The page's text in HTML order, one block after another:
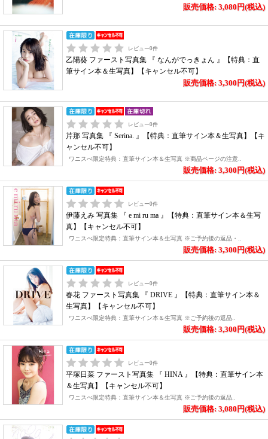
販売価格: 3,080円(税込)
レビュー0件
乙陽葵 ファースト写真集 『 なんがでっきょん 』【特典：直
筆サイン本＆生写真】【キャンセル不可】
販売価格: 3,300円(税込)
レビュー0件
芹那 写真集 『 Serina. 』【特典：直筆サイン本＆生写真】【キ
ャンセル不可】
ワニスぺ限定特典：直筆サイン本＆生写真 ※商品ページの注意..
販売価格: 3,300円(税込)
レビュー0件
伊藤えみ 写真集 『 e mi ru ma 』【特典：直筆サイン本＆生写
真】【キャンセル不可】
ワニスぺ限定特典：直筆サイン本＆生写真 ※ご予約後の返品・..
販売価格: 3,300円(税込)
レビュー0件
春花 ファースト写真集 『 DRIVE 』【特典：直筆サイン本＆
生写真】【キャンセル不可】
ワニスぺ限定特典：直筆サイン本＆生写真 ※ご予約後の返品..
販売価格: 3,300円(税込)
レビュー0件
平塚日菜 ファースト写真集 『 HINA 』【特典：直筆サイン本
＆生写真】【キャンセル不可】
ワニスぺ限定特典：直筆サイン本＆生写真 ※ご予約後の返品..
販売価格: 3,080円(税込)